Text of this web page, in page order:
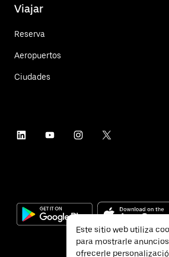
Viajar
Reserva
Aeropuertos
Ciudades
Este sitio web utiliza
para mostrarle
ofrecerle